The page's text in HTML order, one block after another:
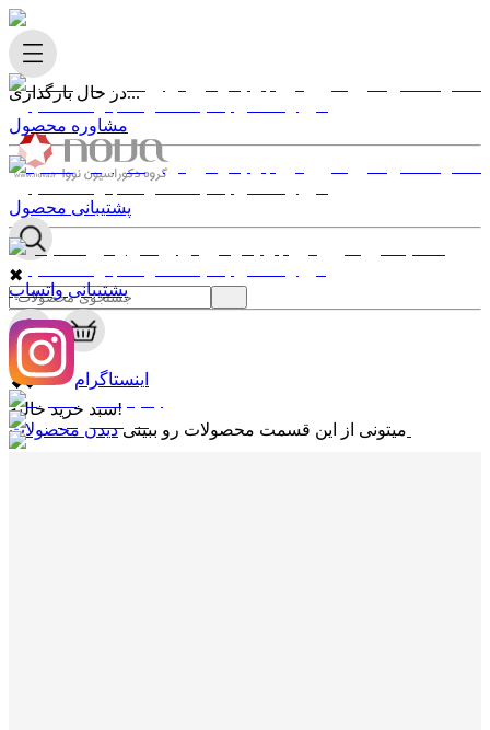
در حال بارگذاری...
✖
0
✖
سبد خرید خالیه!
میتونی از این قسمت محصولات رو ببینی
مشاوره محصول
پشتیبانی محصول
پشتیبانی واتساپ
اینستاگرام